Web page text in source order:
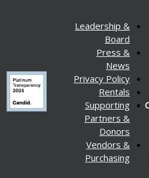
Leadership &
Board
Press &
News
Privacy Policy
Rentals
Supporting
Partners &
Donors
Vendors &
Purchasing